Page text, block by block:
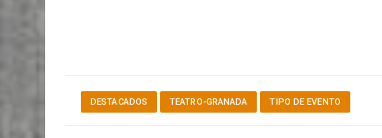
DESTACADOS TEATRO-GRANADA TIPO DE EVENTO